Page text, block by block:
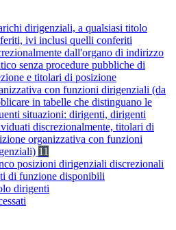
dirigenziali, a qualsiasi titolo
ivi inclusi quelli conferiti
dall'organo di indirizzo
senza procedure pubbliche di
e titolari di posizione
con funzioni dirigenziali (da
in tabelle che distinguano le
situazioni: dirigenti, dirigenti
discrezionalmente, titolari di
organizzativa con funzioni
11
posizioni dirigenziali discrezionali
di funzione disponibili
dirigenti